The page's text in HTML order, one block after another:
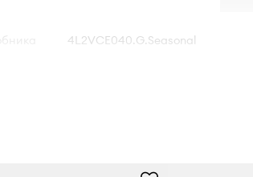
4L2VCE040.G.Seasonal